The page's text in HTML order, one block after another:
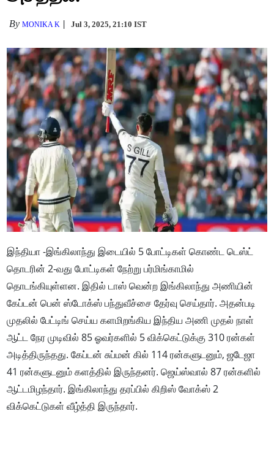
ByMONIKA K Jul 3, 2025, 21:10 IST
இந்தியா -இங்கிலாந்து இடையில் 5 போட்டிகள் கொண்ட டெஸ்ட்
தொடரின் 2-வது போட்டிகள் நேற்று பர்மிங்காமில்
தொடங்கியுள்ளன. இதில் டாஸ் வென்ற இங்கிலாந்து அணியின்
கேப்டன் பென் ஸ்டோக்ஸ் பந்துவீச்சை தேர்வு செய்தார். அதன்படி
முதலில் பேட்டிங் செய்ய களமிறங்கிய இந்திய அணி முதல் நாள்
ஆட்ட நேர முடிவில் 85 ஓவர்களில் 5 விக்கெட்டுக்கு 310 ரன்கள்
அடித்திருந்தது. கேப்டன் சுப்மன் கில் 114 ரன்களுடனும், ஜடேஜா
41 ரன்களுடனும் களத்தில் இருந்தனர். ஜெய்ஸ்வால் 87 ரன்களில்
ஆட்டமிழந்தார். இங்கிலாந்து தரப்பில் கிறிஸ் வோக்ஸ் 2
விக்கெட்டுகள் வீழ்த்தி இருந்தார்.